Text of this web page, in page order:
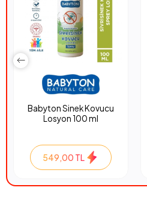
Babyton Sinek Kovucu
Losyon 100 ml
549,00 TL